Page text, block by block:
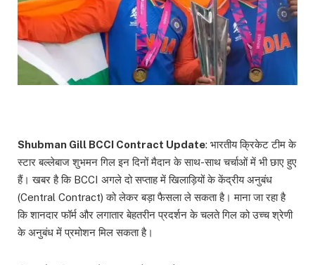
Shubman Gill BCCI Contract Update: भारतीय क्रिकेट टीम के
स्टार बल्लेबाज शुभमन गिल इन दिनों मैदान के साथ-साथ चर्चाओं में भी छाए हुए
हैं। खबर है कि BCCI अगले दो सप्ताह में खिलाड़ियों के केंद्रीय अनुबंध
(Central Contract) को लेकर बड़ा फैसला ले सकता है। माना जा रहा है
कि शानदार फॉर्म और लगातार बेहतरीन प्रदर्शन के चलते गिल को उच्च श्रेणी
के अनुबंध में प्रमोशन मिल सकता है।